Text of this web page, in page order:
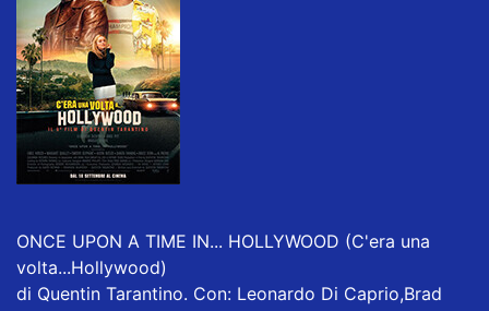
ONCE UPON A TIME IN... HOLLYWOOD (C'era una
volta...Hollywood)
di Quentin Tarantino. Con: Leonardo Di Caprio,Brad